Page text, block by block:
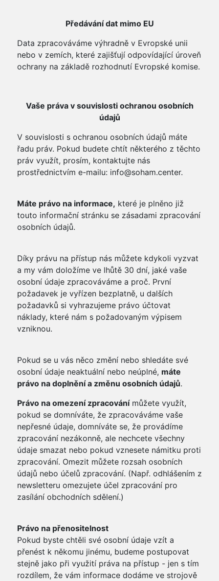
Předávání dat mimo EU
Data zpracováváme výhradně v Evropské unii
nebo v zemích, které zajišťují odpovídající úroveň
ochrany na základě rozhodnutí Evropské komise.
Vaše práva v souvislosti ochranou osobních
údajů
V souvislosti s ochranou osobních údajů máte
řadu práv. Pokud budete chtít některého z těchto
práv využít, prosím, kontaktujte nás
prostřednictvím e-mailu: info@soham.center.
Máte právo na informace, které je plněno již
touto informační stránku se zásadami zpracování
osobních údajů.
Díky právu na přístup nás můžete kdykoli vyzvat
a my vám doložíme ve lhůtě 30 dní, jaké vaše
osobní údaje zpracováváme a proč. První
požadavek je vyřízen bezplatně, u dalších
požadavků si vyhrazujeme právo účtovat
náklady, které nám s požadovaným výpisem
vzniknou.
Pokud se u vás něco změní nebo shledáte své
osobní údaje neaktuální nebo neúplné, máte
právo na doplnění a změnu osobních údajů.
Právo na omezení zpracovánímůžete využít,
pokud se domníváte, že zpracováváme vaše
nepřesné údaje, domníváte se, že provádíme
zpracování nezákonně, ale nechcete všechny
údaje smazat nebo pokud vznesete námitku proti
zpracování. Omezit můžete rozsah osobních
údajů nebo účelů zpracování. (Např. odhlášením z
newsletteru omezujete účel zpracování pro
zasílání obchodních sdělení.)
Právo na přenositelnost
Pokud byste chtěli své osobní údaje vzít a
přenést k někomu jinému, budeme postupovat
stejně jako při využití práva na přístup - jen s tím
rozdílem, že vám informace dodáme ve strojově